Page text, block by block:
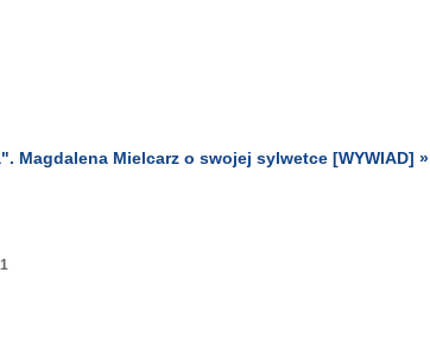
Magdalena Mielcarz o swojej sylwetce [WYWIAD] »
1